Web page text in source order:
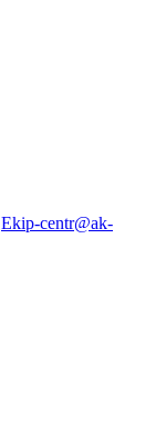
Ekip-centr@ak-